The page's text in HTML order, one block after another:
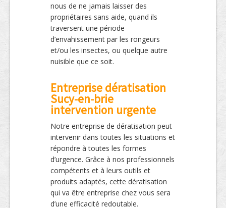
nous de ne jamais laisser des
propriétaires sans aide, quand ils
traversent une période
d’envahissement par les rongeurs
et/ou les insectes, ou quelque autre
nuisible que ce soit.
Entreprise dératisation
Sucy-en-brie
intervention urgente
Notre entreprise de dératisation peut
intervenir dans toutes les situations et
répondre à toutes les formes
d’urgence. Grâce à nos professionnels
compétents et à leurs outils et
produits adaptés, cette dératisation
qui va être entreprise chez vous sera
d’une efficacité redoutable.